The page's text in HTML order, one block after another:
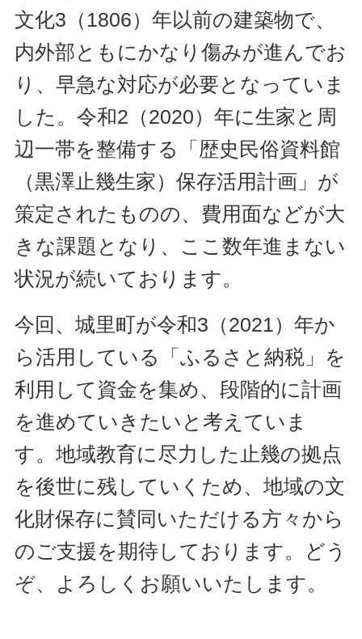
文化3（1806）年以前の建築物で、
内外部ともにかなり傷みが進んでお
り、早急な対応が必要となっていま
した。令和2（2020）年に生家と周
辺一帯を整備する「歴史民俗資料館
（黒澤止幾生家）保存活用計画」が
策定されたものの、費用面などが大
きな課題となり、ここ数年進まない
状況が続いております。
今回、城里町が令和3（2021）年か
ら活用している「ふるさと納税」を
利用して資金を集め、段階的に計画
を進めていきたいと考えていま
す。地域教育に尽力した止幾の拠点
を後世に残していくため、地域の文
化財保存に賛同いただける方々から
のご支援を期待しております。どう
ぞ、よろしくお願いいたします。